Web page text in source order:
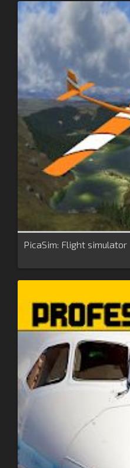
PicaSim: Flight simulator